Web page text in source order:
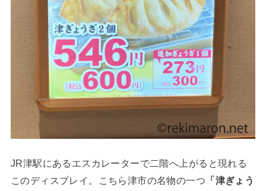
JR津駅にあるエスカレーターで二階へ上がると現れる
このディスプレイ。こちら津市の名物の一つ 「津ぎょう